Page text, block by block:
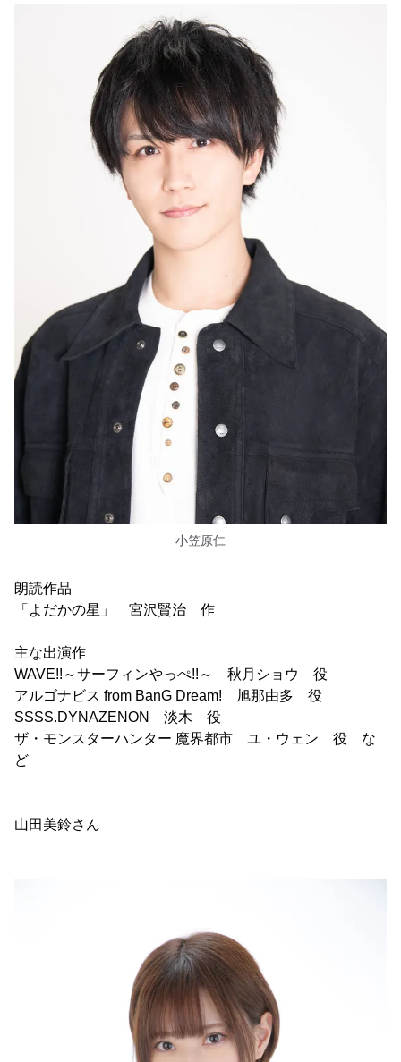
小笠原仁
朗読作品
「よだかの星」 宮沢賢治 作
主な出演作
WAVE!!～サーフィンやっぺ!!～ 秋月ショウ 役
アルゴナビス from BanG Dream! 旭那由多 役
SSSS.DYNAZENON 淡木 役
ザ・モンスターハンター 魔界都市 ユ・ウェン 役 な
ど
山田美鈴さん